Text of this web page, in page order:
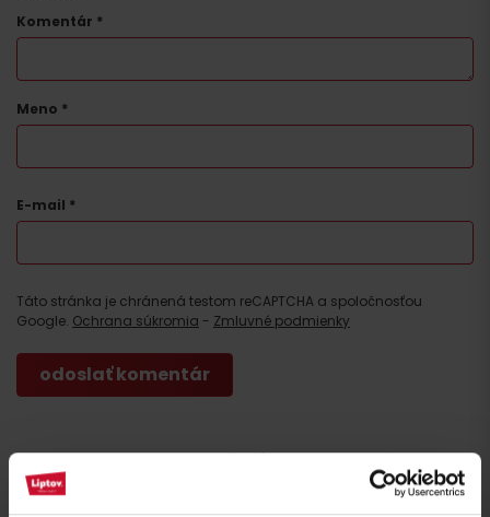
Komentár *
Meno *
E-mail *
Táto stránka je chránená testom reCAPTCHA a spoločnosťou
Google. Ochrana súkromia - Zmluvné podmienky
Nezabudnite si prečítať aj ďalšie články